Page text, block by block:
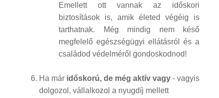
Emellett ott vannak az időskori
biztosítások is, amik életed végéig is
tarthatnak. Még mindig nem késő
megfelelő egészségügyi ellátásról és a
családod védelméről gondoskodnod!
Ha már időskorú, de még aktív vagy - vagyis
dolgozol, vállalkozol a nyugdíj mellett